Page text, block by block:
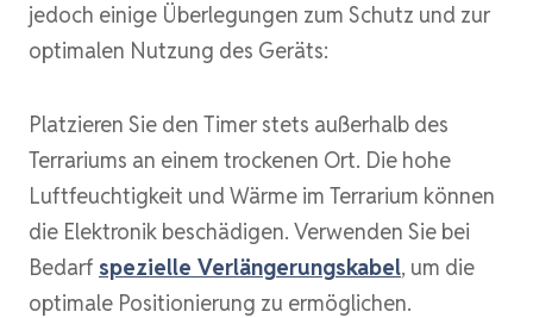
jedoch einige Überlegungen zum Schutz und zur
optimalen Nutzung des Geräts:
Platzieren Sie den Timer stets außerhalb des
Terrariums an einem trockenen Ort. Die hohe
Luftfeuchtigkeit und Wärme im Terrarium können
die Elektronik beschädigen. Verwenden Sie bei
Bedarf spezielle Verlängerungskabel, um die
optimale Positionierung zu ermöglichen.